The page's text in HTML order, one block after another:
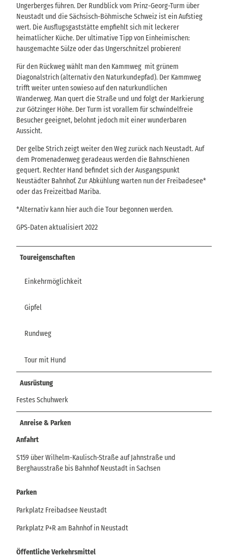
Ungerberges führen. Der Rundblick vom Prinz-Georg-Turm über
Neustadt und die Sächsisch-Böhmische Schweiz ist ein Aufstieg
wert. Die Ausflugsgaststätte empfiehlt sich mit leckerer
heimatlicher Küche. Der ultimative Tipp von Einheimischen:
hausgemachte Sülze oder das Ungerschnitzel probieren!
Für den Rückweg wählt man den Kammweg mit grünem
Diagonalstrich (alternativ den Naturkundepfad). Der Kammweg
trifft weiter unten sowieso auf den naturkundlichen
Wanderweg. Man quert die Straße und und folgt der Markierung
zur Götzinger Höhe. Der Turm ist vorallem für schwindelfreie
Besucher geeignet, belohnt jedoch mit einer wunderbaren
Aussicht.
Der gelbe Strich zeigt weiter den Weg zurück nach Neustadt. Auf
dem Promenadenweg geradeaus werden die Bahnschienen
gequert. Rechter Hand befindet sich der Ausgangspunkt
Neustädter Bahnhof. Zur Abkühlung warten nun der Freibadesee*
oder das Freizeitbad Mariba.
*Alternativ kann hier auch die Tour begonnen werden.
GPS-Daten aktualisiert 2022
Toureigenschaften
Einkehrmöglichkeit
Gipfel
Rundweg
Tour mit Hund
Ausrüstung
Festes Schuhwerk
Anreise & Parken
Anfahrt
S159 über Wilhelm-Kaulisch-Straße auf Jahnstraße und
Berghausstraße bis Bahnhof Neustadt in Sachsen
Parken
Parkplatz Freibadsee Neustadt
Parkplatz P+R am Bahnhof in Neustadt
Öffentliche Verkehrsmittel